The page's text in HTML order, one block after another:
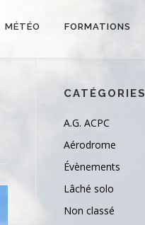
MÉTÉO FORMATIONS
CATÉGORIES
A.G. ACPC
Aérodrome
Évènements
Lâché solo
Non classé